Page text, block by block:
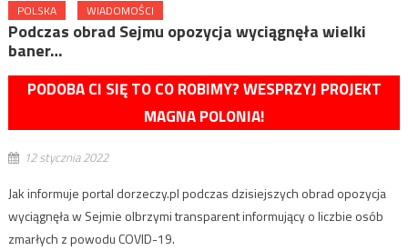
POLSKA WIADOMOŚCI
Podczas obrad Sejmu opozycja wyciągnęła wielki
baner…
PODOBA CI SIĘ TO CO ROBIMY? WESPRZYJ PROJEKT
MAGNA POLONIA!
12 stycznia 2022
Jak informuje portal dorzeczy.pl podczas dzisiejszych obrad opozycja
wyciągnęła w Sejmie olbrzymi transparent informujący o liczbie osób
zmarłych z powodu COVID-19.